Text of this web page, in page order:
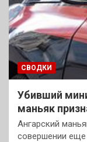
СВОДКИ
Убивший
маньяк
Ангарский
совершении еще